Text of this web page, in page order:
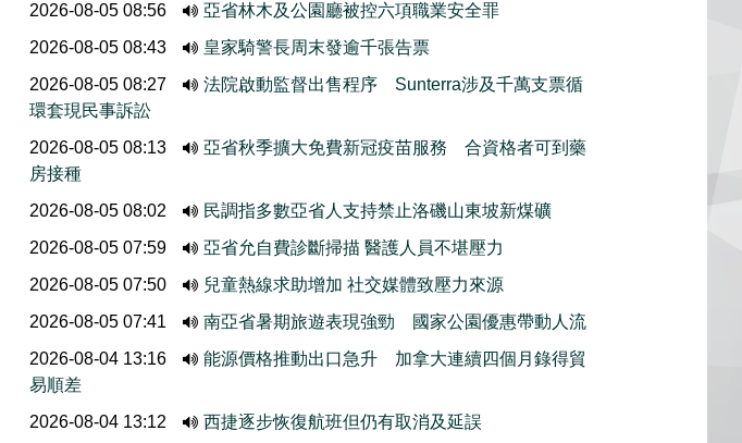
2026-08-05 08:56
亞省林木及公園廳被控六項職業安全罪
2026-08-05 08:43
皇家騎警長周末發逾千張告票
2026-08-05 08:27
法院啟動監督出售程序 Sunterra涉及千萬支票循
環套現民事訴訟
2026-08-05 08:13
亞省秋季擴大免費新冠疫苗服務 合資格者可到藥
房接種
2026-08-05 08:02
民調指多數亞省人支持禁止洛磯山東坡新煤礦
2026-08-05 07:59
亞省允自費診斷掃描 醫護人員不堪壓力
2026-08-05 07:50
兒童熱線求助增加 社交媒體致壓力來源
2026-08-05 07:41
南亞省暑期旅遊表現強勁 國家公園優惠帶動人流
2026-08-04 13:16
能源價格推動出口急升 加拿大連續四個月錄得貿
易順差
2026-08-04 13:12
西捷逐步恢復航班但仍有取消及延誤